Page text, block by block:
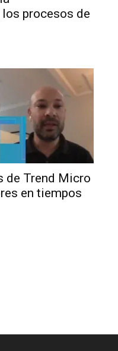
procesos de
de Trend Micro
en tiempos